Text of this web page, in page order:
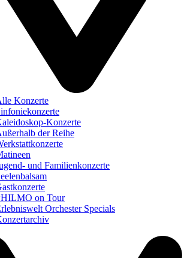
Konzerte
Konzerte
der Reihe
und Familienkonzerte
on Tour
Orchester Specials